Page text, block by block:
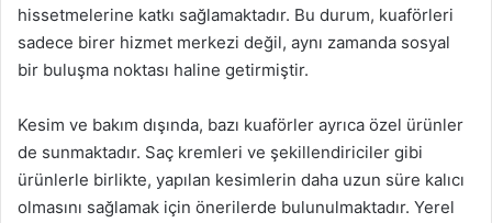
hissetmelerine katkı sağlamaktadır. Bu durum, kuaförleri
sadece birer hizmet merkezi değil, aynı zamanda sosyal
bir buluşma noktası haline getirmiştir.
Kesim ve bakım dışında, bazı kuaförler ayrıca özel ürünler
de sunmaktadır. Saç kremleri ve şekillendiriciler gibi
ürünlerle birlikte, yapılan kesimlerin daha uzun süre kalıcı
olmasını sağlamak için önerilerde bulunulmaktadır. Yerel